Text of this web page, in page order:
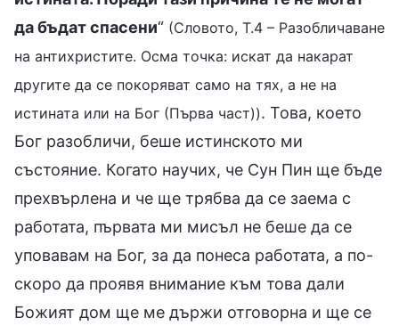
да бъдат спасени“ (Словото, Т.4 – Разобличаване
на антихристите. Осма точка: искат да накарат
другите да се покоряват само на тях, а не на
истината или на Бог (Първа част)). Това, което
Бог разобличи, беше истинското ми
състояние. Когато научих, че Сун Пин ще бъде
прехвърлена и че ще трябва да се заема с
работата, първата ми мисъл не беше да се
уповавам на Бог, за да понеса работата, а по-
скоро да проявя внимание към това дали
Божият дом ще ме държи отговорна и ще се